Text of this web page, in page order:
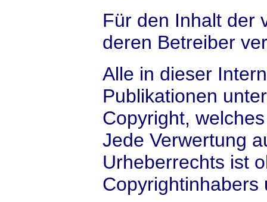
Für den Inhalt der
deren Betreiber
Alle in dieser
Publikationen
Copyright,
Jede Verwertung
Urheberrechts ist
Copyrightinhabers